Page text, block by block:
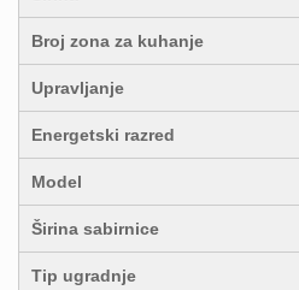
Broj zona za kuhanje
Upravljanje
Energetski razred
Model
Širina sabirnice
Tip ugradnje